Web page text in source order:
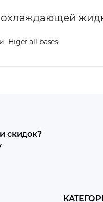
Higer all bases
скидок?